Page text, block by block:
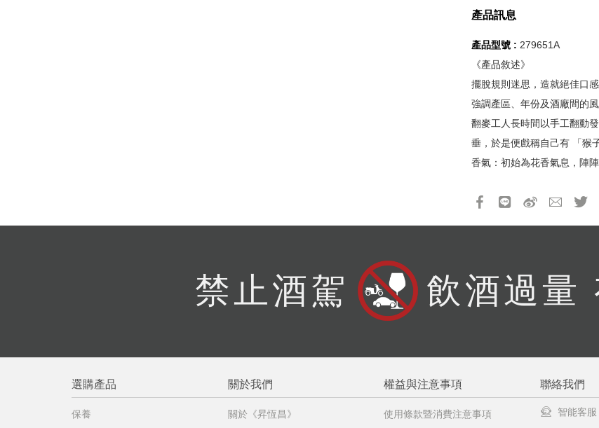
國際線出境旅客使用
不同機場的下單時間皆不相同，細節或訂購流程指引，請瀏覽
您必須登入才有辦法使用喜愛清單！
產品訊息
產品型號 : 279651A
《產品敘述》
擺脫規則迷思，造就絕佳口
強調產區、年份及酒廠間的
翻麥工人長時間以手工翻動
垂，於是便戲稱自己有 「猴
香氣：初始為花香氣息，陣
尾韻獨特，香甜滑順，入喉
禁止酒駕 飲酒過量
選購產品
保養
關於我們
關於《昇恆昌》
權益與注意事項
使用條款暨消費注意事項
聯絡我們
智能客服